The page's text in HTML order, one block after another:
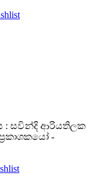
: සවින්දි ආරියතිලක
ප්‍රකාශකයෝ -